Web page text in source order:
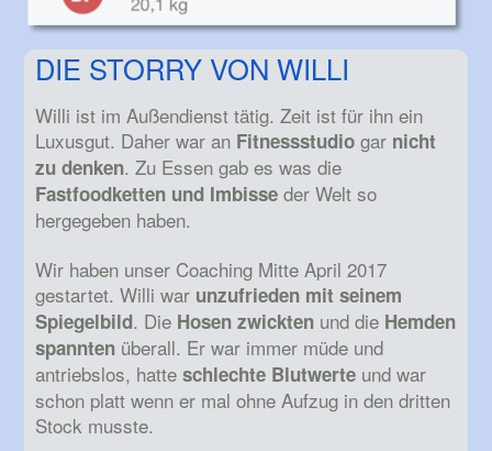
DIE STORRY VON WILLI
Willi ist im Außendienst tätig. Zeit ist für ihn ein
Luxusgut. Daher war an Fitnessstudio gar nicht
zu denken. Zu Essen gab es was die
Fastfoodketten und Imbisse der Welt so
hergegeben haben.
Wir haben unser Coaching Mitte April 2017
gestartet. Willi war unzufrieden mit seinem
Spiegelbild. Die Hosen zwickten und die Hemden
spannten überall. Er war immer müde und
antriebslos, hatteschlechte Blutwerte und war
schon platt wenn er mal ohne Aufzug in den dritten
Stock musste.